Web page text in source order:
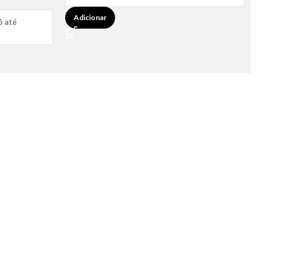
até
Adicionar